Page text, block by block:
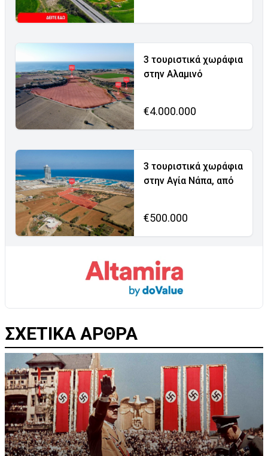
3 τουριστικά χωράφια
στην Αλαμινό
€4.000.000
3 τουριστικά χωράφια
στην Αγία Νάπα, από
€500.000
ΣΧΕΤΙΚΑ ΑΡΘΡΑ